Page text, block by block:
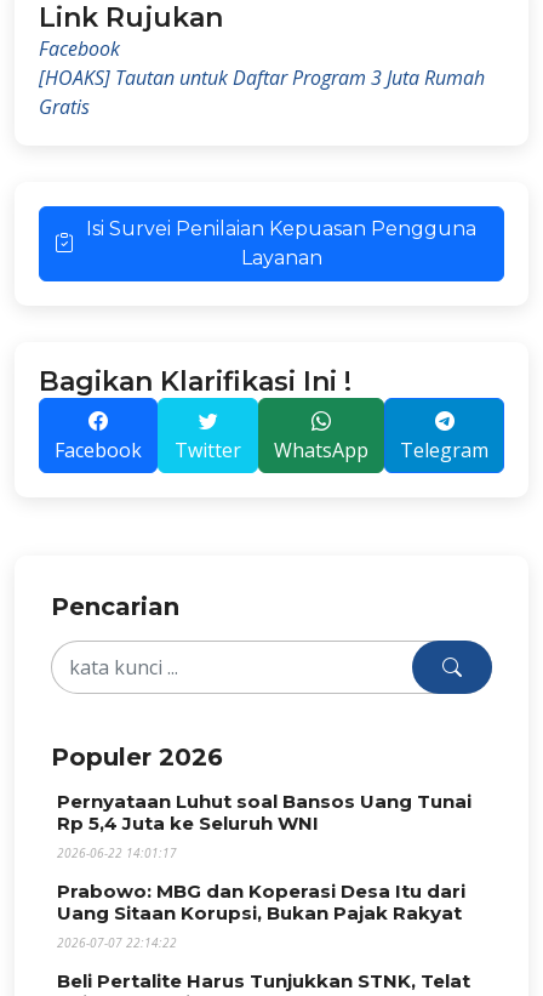
Link Rujukan
Facebook
[HOAKS] Tautan untuk Daftar Program 3 Juta Rumah
Gratis
Isi Survei Penilaian Kepuasan Pengguna
Layanan
Bagikan Klarifikasi Ini !
Facebook Twitter WhatsApp Telegram
Pencarian
Populer 2026
Pernyataan Luhut soal Bansos Uang Tunai
Rp 5,4 Juta ke Seluruh WNI
2026-06-22 14:01:17
Prabowo: MBG dan Koperasi Desa Itu dari
Uang Sitaan Korupsi, Bukan Pajak Rakyat
2026-07-07 22:14:22
Beli Pertalite Harus Tunjukkan STNK, Telat